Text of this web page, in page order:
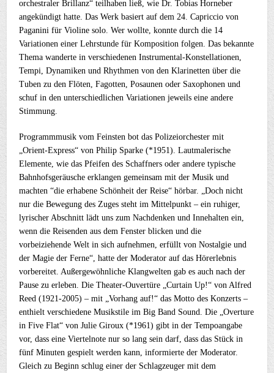
orchestraler Brillanz“ teilhaben ließ, wie Dr. Tobias Horneber
angekündigt hatte. Das Werk basiert auf dem 24. Capriccio von
Paganini für Violine solo. Wer wollte, konnte durch die 14
Variationen einer Lehrstunde für Komposition folgen. Das bekannte
Thema wanderte in verschiedenen Instrumental-Konstellationen,
Tempi, Dynamiken und Rhythmen von den Klarinetten über die
Tuben zu den Flöten, Fagotten, Posaunen oder Saxophonen und
schuf in den unterschiedlichen Variationen jeweils eine andere
Stimmung.
Programmmusik vom Feinsten bot das Polizeiorchester mit
„Orient-Express“ von Philip Sparke (*1951). Lautmalerische
Elemente, wie das Pfeifen des Schaffners oder andere typische
Bahnhofsgeräusche erklangen gemeinsam mit der Musik und
machten “die erhabene Schönheit der Reise“ hörbar. „Doch nicht
nur die Bewegung des Zuges steht im Mittelpunkt – ein ruhiger,
lyrischer Abschnitt lädt uns zum Nachdenken und Innehalten ein,
wenn die Reisenden aus dem Fenster blicken und die
vorbeiziehende Welt in sich aufnehmen, erfüllt von Nostalgie und
der Magie der Ferne“, hatte der Moderator auf das Hörerlebnis
vorbereitet. Außergewöhnliche Klangwelten gab es auch nach der
Pause zu erleben. Die Theater-Ouvertüre „Curtain Up!“ von Alfred
Reed (1921-2005) – mit „Vorhang auf!“ das Motto des Konzerts –
enthielt verschiedene Musikstile im Big Band Sound. Die „Overture
in Five Flat“ von Julie Giroux (*1961) gibt in der Tempoangabe
vor, dass eine Viertelnote nur so lang sein darf, dass das Stück in
fünf Minuten gespielt werden kann, informierte der Moderator.
Gleich zu Beginn schlug einer der Schlagzeuger mit dem